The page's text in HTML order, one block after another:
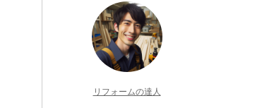
リフォームの達人